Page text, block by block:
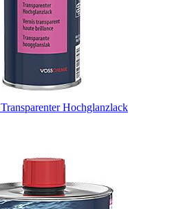
Transparenter Hochglanzlack